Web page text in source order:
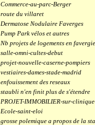
Commerce-au-parc-Berger
route du villaret
Dermatose Nodulaire Faverges
Pump Park vélos et autres
Nb projets de logements en favergie
salle-omni-cultes-debut
projet-nouvelle-caserne-pompiers
vestiaires-dames-stade-madrid
enfouissement des reseaux
staubli n'en finit plus de s'étendre
PROJET-IMMOBILIER-sur-
Ecole-saint-eloi
grosse polemique a propos de la